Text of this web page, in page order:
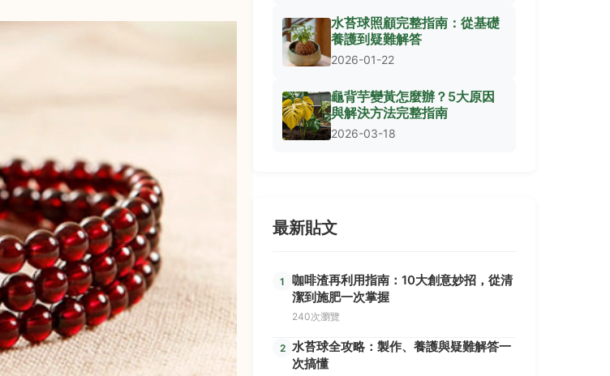
水苔球照顧完整指南：從基礎
養護到疑難解答
2026-01-22
龜背芋變黃怎麼辦？5大原因
與解決方法完整指南
2026-03-18
最新貼文
1
咖啡渣再利用指南：10大創意妙招，從清
潔到施肥一次掌握
240次瀏覽
2 水苔球全攻略：製作、養護與疑難解答一
次搞懂